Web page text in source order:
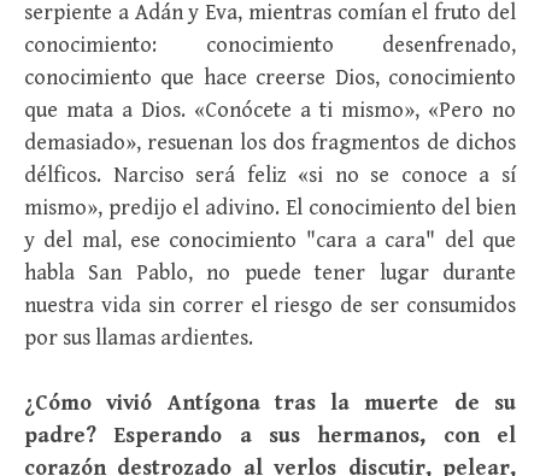
serpiente a Adán y Eva, mientras comían el fruto del
conocimiento: conocimiento desenfrenado,
conocimiento que hace creerse Dios, conocimiento
que mata a Dios. «Conócete a ti mismo», «Pero no
demasiado», resuenan los dos fragmentos de dichos
délficos. Narciso será feliz «si no se conoce a sí
mismo», predijo el adivino. El conocimiento del bien
y del mal, ese conocimiento "cara a cara" del que
habla San Pablo, no puede tener lugar durante
nuestra vida sin correr el riesgo de ser consumidos
por sus llamas ardientes.
¿Cómo vivió Antígona tras la muerte de su
padre? Esperando a sus hermanos, con el
corazón destrozado al verlos discutir, pelear,